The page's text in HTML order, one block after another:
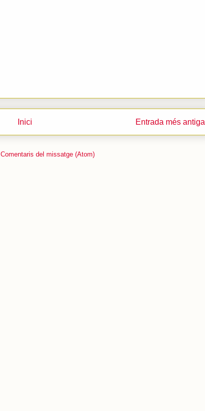
Entrada més antiga
Inici
Comentaris del missatge (Atom)